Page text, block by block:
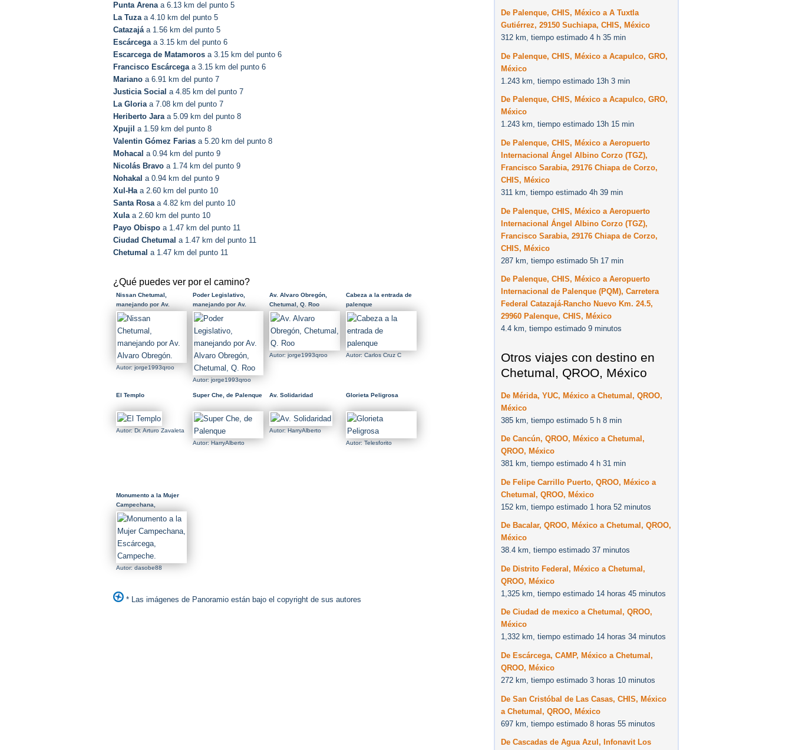
Punta Arenaa 6.13 km del punto 5
La Tuzaa 4.10 km del punto 5
Catazajáa 1.56 km del punto 5
Escárcegaa 3.15 km del punto 6
Escarcega de Matamoros a 3.15 km del punto 6
Francisco Escárcegaa 3.15 km del punto 6
Mariano a 6.91 km del punto 7
Justicia Social a 4.85 km del punto 7
La Gloriaa 7.08 km del punto 7
Heriberto Jaraa 5.09 km del punto 8
Xpujil a 1.59 km del punto 8
Valentin Gómez Farias a 5.20 km del punto 8
Mohacal a 0.94 km del punto 9
Nicolás Bravo a 1.74 km del punto 9
Nohakal a 0.94 km del punto 9
Xul-Haa 2.60 km del punto 10
Santa Rosaa 4.82 km del punto 10
Xulaa 2.60 km del punto 10
Payo Obispo a 1.47 km del punto 11
Ciudad Chetumal a 1.47 km del punto 11
Chetumal a 1.47 km del punto 11
¿Qué puedes ver por el camino?
Nissan Chetumal,
manejando por Av.
Alvaro Obregón.
Autor: jorge1993qroo
Poder Legislativo,
manejando por Av.
Alvaro Obregón,
Chetumal, Q. Roo
Autor: jorge1993qroo
Av. Alvaro Obregón,
Chetumal, Q. Roo
Autor: jorge1993qroo
Cabeza a la entrada de
palenque
Autor: Carlos Cruz C
El Templo
Autor: Dr. Arturo Zavaleta
Super Che, de Palenque
Autor: HarryAlberto
Av. Solidaridad
Autor: HarryAlberto
Glorieta Peligrosa
Autor: Telesforito
Monumento a la Mujer
Campechana,
Escárcega, Campeche.
Autor: dasobe88
* Las imágenes de Panoramio están bajo el copyright de sus autores
De Palenque, CHIS, México a A Tuxtla
Gutiérrez, 29150 Suchiapa, CHIS, México
312 km, tiempo estimado 4 h 35 min
De Palenque, CHIS, México a Acapulco, GRO,
México
1.243 km, tiempo estimado 13h 3 min
De Palenque, CHIS, México a Acapulco, GRO,
México
1.243 km, tiempo estimado 13h 15 min
De Palenque, CHIS, México a Aeropuerto
Internacional Ángel Albino Corzo (TGZ),
Francisco Sarabia, 29176 Chiapa de Corzo,
CHIS, México
311 km, tiempo estimado 4h 39 min
De Palenque, CHIS, México a Aeropuerto
Internacional Ángel Albino Corzo (TGZ),
Francisco Sarabia, 29176 Chiapa de Corzo,
CHIS, México
287 km, tiempo estimado 5h 17 min
De Palenque, CHIS, México a Aeropuerto
Internacional de Palenque (PQM), Carretera
Federal Catazajá-Rancho Nuevo Km. 24.5,
29960 Palenque, CHIS, México
4.4 km, tiempo estimado 9 minutos
Otros viajes con destino en
Chetumal, QROO, México
De Mérida, YUC, México a Chetumal, QROO,
México
385 km, tiempo estimado 5 h 8 min
De Cancún, QROO, México a Chetumal,
QROO, México
381 km, tiempo estimado 4 h 31 min
De Felipe Carrillo Puerto, QROO, México a
Chetumal, QROO, México
152 km, tiempo estimado 1 hora 52 minutos
De Bacalar, QROO, México a Chetumal, QROO,
México
38.4 km, tiempo estimado 37 minutos
De Distrito Federal, México a Chetumal,
QROO, México
1,325 km, tiempo estimado 14 horas 45 minutos
De Ciudad de mexico a Chetumal, QROO,
México
1,332 km, tiempo estimado 14 horas 34 minutos
De Escárcega, CAMP, México a Chetumal,
QROO, México
272 km, tiempo estimado 3 horas 10 minutos
De San Cristóbal de Las Casas, CHIS, México
a Chetumal, QROO, México
697 km, tiempo estimado 8 horas 55 minutos
De Cascadas de Agua Azul, Infonavit Los